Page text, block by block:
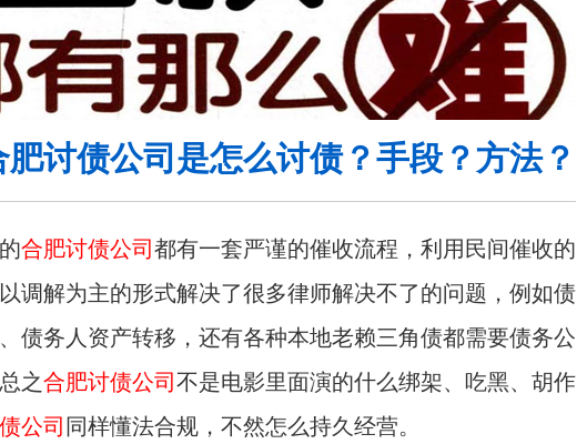
肥讨债公司是怎么讨债？手段？方法？
合肥讨债公司 都有一套严谨的催收流程，利用民间催收的
调解为主的形式解决了很多律师解决不了的问题，例如债
债务人资产转移，还有各种本地老赖三角债都需要债务公
之合肥讨债公司 不是电影里面演的什么绑架、吃黑、胡作
公司 同样懂法合规，不然怎么持久经营。